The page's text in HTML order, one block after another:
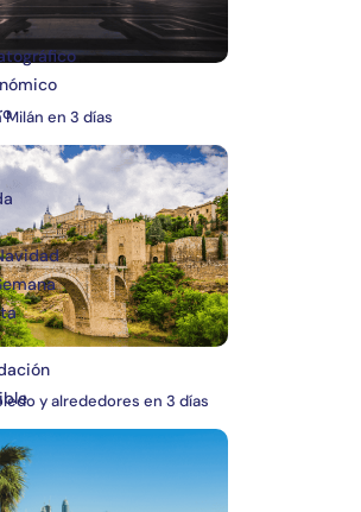
en 3 días
y alrededores en 3 días